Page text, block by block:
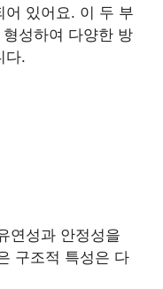
어 있어요. 이 두 부
형성하여 다양한 방
다.
연성과 안정성을
구조적 특성은 다